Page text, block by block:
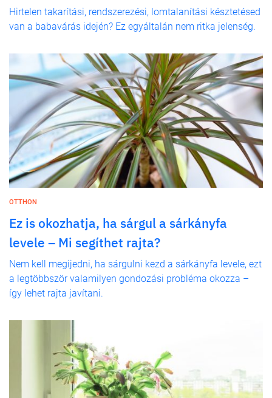
Hirtelen takarítási, rendszerezési, lomtalanítási késztetésed
van a babavárás idején? Ez egyáltalán nem ritka jelenség.
OTTHON
Ez is okozhatja, ha sárgul a sárkányfa
levele – Mi segíthet rajta?
Nem kell megijedni, ha sárgulni kezd a sárkányfa levele, ezt
a legtöbbször valamilyen gondozási probléma okozza –
így lehet rajta javítani.